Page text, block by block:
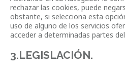
rechazar las cookies, puede
obstante, si selecciona esta
uso de alguno de los servicios
acceder a determinadas partes
3.LEGISLACIÓN.